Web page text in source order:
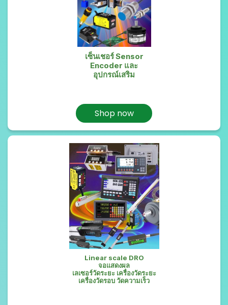
เซ็นเชอร์ Sensor
Encoder และ
อุปกรณ์เสริม
Shop now
Linear scale DRO
จอแสดงผล
เลเซอร์วัดระยะ เครื่องวัดระยะ
เครื่องวัดรอบ วัดความเร็ว